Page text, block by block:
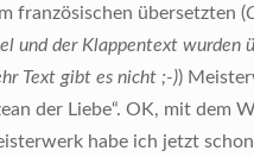
französischen übersetzten (
und der Klappentext wurden
Text gibt es nicht ;-))
der Liebe“. OK, mit dem
habe ich jetzt